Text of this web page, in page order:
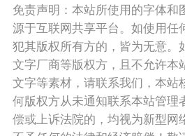
免责声明：本站所使用的字体和
源于互联网共享平台。如使用任
犯其版权所有方的，皆为无意。
文字厂商等版权方，且不允许本
文字等素材，请联系我们，本站
何版权方从未通知联系本站管理
偿或上诉法院的，均视为新型网